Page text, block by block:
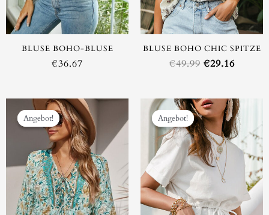
BLUSE BOHO-BLUSE
€36.67
BLUSE BOHO CHIC SPITZE
€49.99 €29.16
Angebot!
Angebot!
Ursprünglicher
Preis
war:
€40.83
Aktueller
€33.33.
Angebot!
Angebot!
Preis
war:
€49.99
Preis
ist:
€29.16.